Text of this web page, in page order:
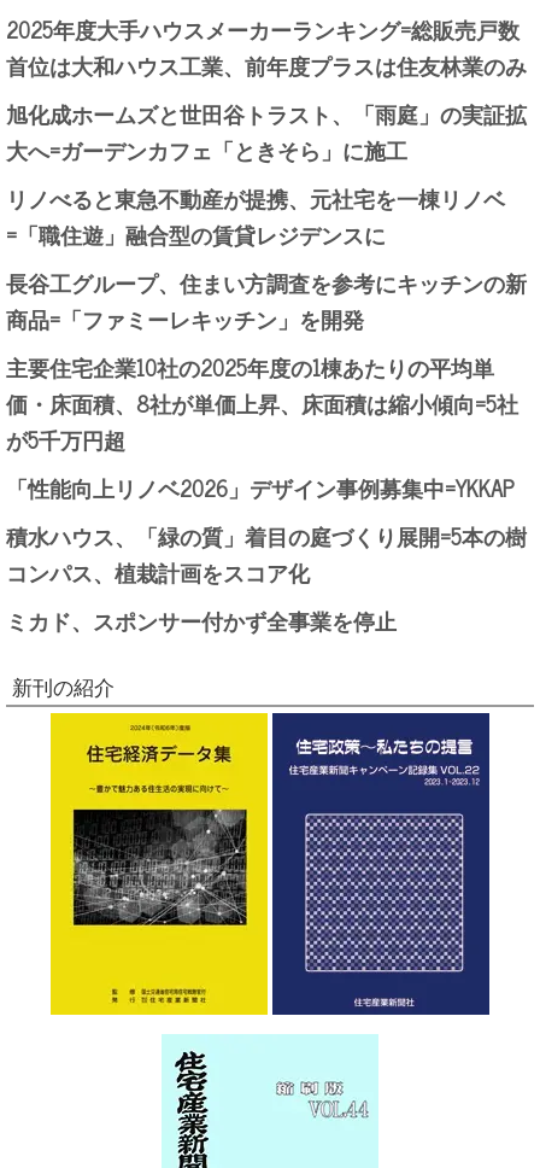
2025年度大手ハウスメーカーランキング=総販売戸数
首位は大和ハウス工業、前年度プラスは住友林業のみ
旭化成ホームズと世田谷トラスト、「雨庭」の実証拡
大へ=ガーデンカフェ「ときそら」に施工
リノべると東急不動産が提携、元社宅を一棟リノベ
=「職住遊」融合型の賃貸レジデンスに
長谷工グループ、住まい方調査を参考にキッチンの新
商品=「ファミーレキッチン」を開発
主要住宅企業10社の2025年度の1棟あたりの平均単
価・床面積、8社が単価上昇、床面積は縮小傾向=5社
が5千万円超
「性能向上リノベ2026」デザイン事例募集中=YKKAP
積水ハウス、「緑の質」着目の庭づくり展開=5本の樹
コンパス、植栽計画をスコア化
ミカド、スポンサー付かず全事業を停止
新刊の紹介